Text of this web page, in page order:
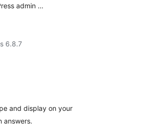
admin …
6.8.7
and display on your
answers.